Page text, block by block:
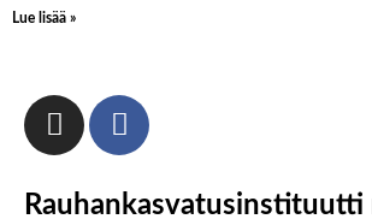
Lue lisää »
Rauhankasvatusinstituutti